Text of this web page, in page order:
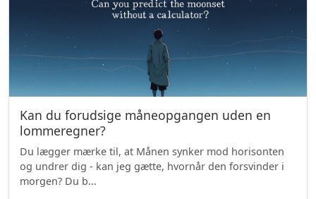
Kan du forudsige måneopgangen uden en
lommeregner?
Du lægger mærke til, at Månen synker mod horisonten
og undrer dig - kan jeg gætte, hvornår den forsvinder i
morgen? Du b...